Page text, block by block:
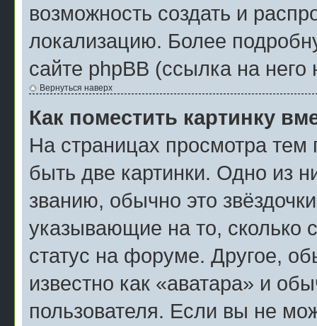
возможность создать и
локализацию. Более
сайте phpBB (ссылка на
Вернуться наверх
Как поместить картинку
На страницах просмотра тем
быть две картинки. Одно из
званию, обычно это
указывающие на то, сколько
статус на форуме. Другое,
известно как «аватара» и
пользователя. Если вы не